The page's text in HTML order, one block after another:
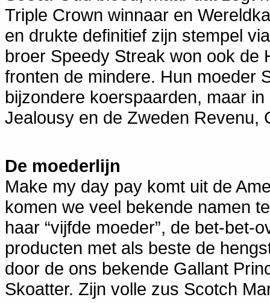
Triple Crown winnaar en
en drukte definitief zijn stempel
broer Speedy Streak won ook de
fronten de mindere. Hun moeder
bijzondere koerspaarden, maar
Jealousy en de Zweden Revenu,
De moederlijn
Make my day pay komt uit de
komen we veel bekende namen
haar “vijfde moeder”, de bet-bet-
producten met als beste de
door de ons bekende Gallant
Skoatter. Zijn volle zus Scotch